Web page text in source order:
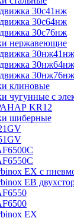
30с41нж
30с64нж
30с76нж
нержавеющие
30нж41нж
30нж64нж
30нж76нж
клиновые
чугунные с
KR12
шиберные
EX с
EB
EX